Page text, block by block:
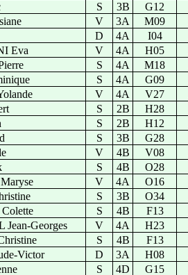
S 3B G12
V 3A M09
D 4A I04
Eva V 4A H05
S 4A M18
S 4A G09
V 4A V27
S 2B H28
S 2B H12
S 3B G28
V 4B V08
S 4B O28
V 4A O16
S 3B O34
S 4B F13
Georges V 4A H23
S 4B F13
Victor D 3A H08
S 4D G15